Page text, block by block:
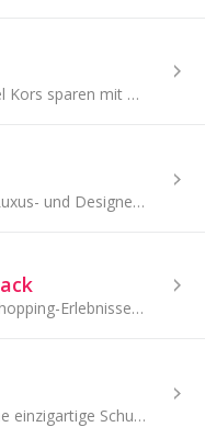
Auf Mode von Michael Kors sparen mit Cashback!
OUTLETCITY.COM - Luxus- und Designermarken bis zu 70% reduziert- über 350 Top Marken- attraktive Aktionen und Gutscheine.
QVC – Inspirierende Shopping-Erlebnisse für jeden Tag
ON that ass bietet eine einzigartige Schutzkappe für Boxershorts.